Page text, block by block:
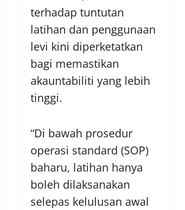
terhadap tuntutan
latihan dan penggunaan
levi kini diperketatkan
bagi memastikan
akauntabiliti yang lebih
tinggi.
“Di bawah prosedur
operasi standard (SOP)
baharu, latihan hanya
boleh dilaksanakan
selepas kelulusan awal